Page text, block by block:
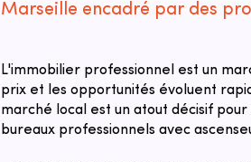
Marseille encadré par des
L'immobilier professionnel est un
prix et les opportunités évoluent
marché local est un atout décisif
bureaux professionnels avec